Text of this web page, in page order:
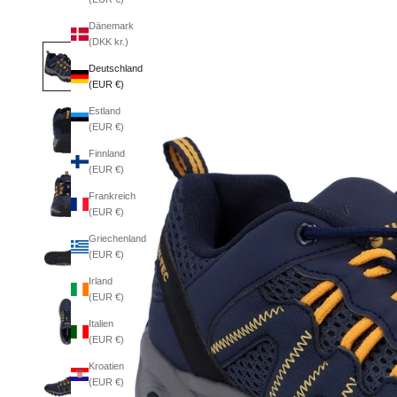
Dänemark
(DKK kr.)
Deutschland
(EUR €)
Estland
(EUR €)
Finnland
(EUR €)
Frankreich
(EUR €)
Griechenland
(EUR €)
Irland
(EUR €)
Italien
(EUR €)
Kroatien
(EUR €)